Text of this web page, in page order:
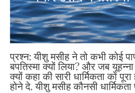
प्रश्न: यीशु मसीह ने तो कभी कोई
बपतिस्मा क्यों लिया? और जब
क्यों कहा की सारी धार्मिकता को
होने दे. यीशु मसीह कौनसी